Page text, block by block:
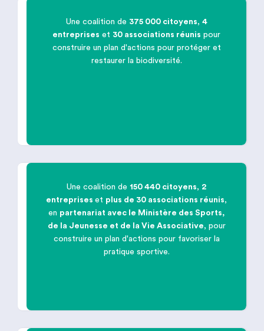

Une coalition de 375 000 citoyens, 4
entreprises et 30 associations réunis pour
construire un plan d'actions pour protéger et
restaurer la biodiversité.

Favoriser lapratique sportive
Une coalition de 150 440 citoyens, 2
entreprises et plus de 30 associations réunis,
en partenariat avec le Ministère des Sports,
de la Jeunesse et de la Vie Associative, pour
construire un plan d'actions pour favoriser la
pratique sportive.